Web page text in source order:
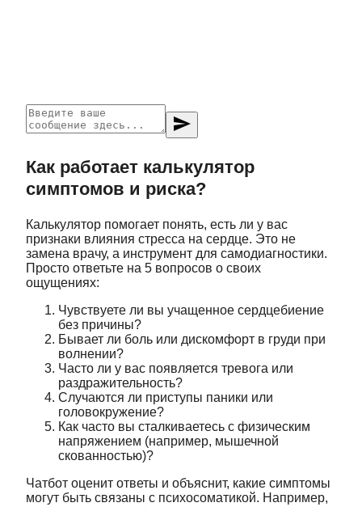
send
Как работает калькулятор
симптомов и риска?
Калькулятор помогает понять, есть ли у вас
признаки влияния стресса на сердце. Это не
замена врачу, а инструмент для самодиагностики.
Просто ответьте на 5 вопросов о своих
ощущениях:
Чувствуете ли вы учащенное сердцебиение
без причины?
Бывает ли боль или дискомфорт в груди при
волнении?
Часто ли у вас появляется тревога или
раздражительность?
Случаются ли приступы паники или
головокружение?
Как часто вы сталкиваетесь с физическим
напряжением (например, мышечной
скованностью)?
Чатбот оценит ответы и объяснит, какие симптомы
могут быть связаны с психосоматикой. Например,